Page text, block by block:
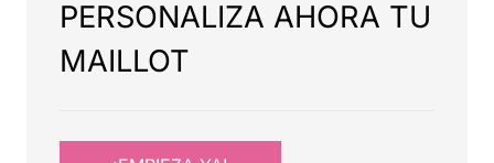
PERSONALIZA AHORA TU
MAILLOT